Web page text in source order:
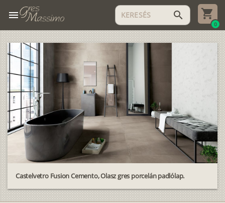
menu search
0
Castelvetro Fusion Cemento, Olasz gres porcelán padlólap.